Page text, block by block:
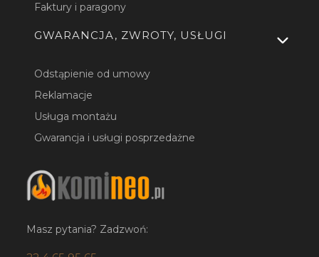
Faktury i paragony
GWARANCJA, ZWROTY, USŁUGI
Odstąpienie od umowy
Reklamacje
Usługa montażu
Gwarancja i usługi posprzedażne
Masz pytania? Zadzwoń: